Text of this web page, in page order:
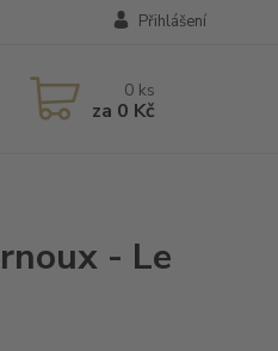
Přihlášení
0 ks
za 0 Kč
- Le